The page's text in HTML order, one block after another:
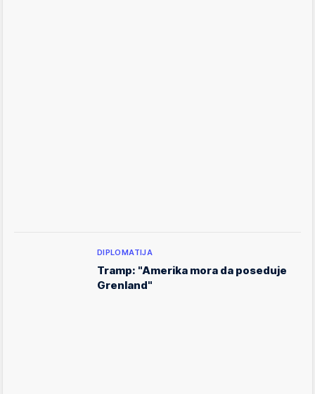
DIPLOMATIJA
Tramp: "Amerika mora da poseduje
Grenland"